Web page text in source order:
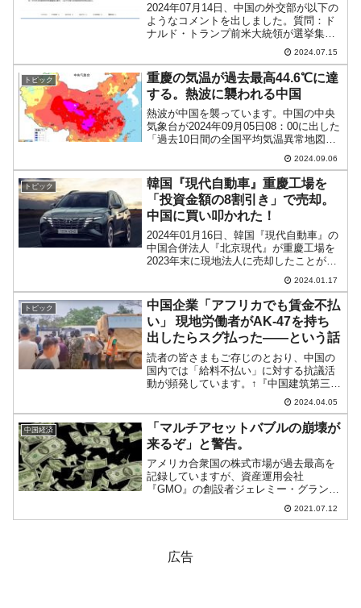
2024年07月14日、中国の外交部が以下の
ようなコメントを出しました。質問：ド
ナルド・トランプ前米大統領が選挙集会
出席中に銃撃されたが、これに対する中
国のコメントは？回答：中国はトランプ
前大統領の銃撃事件を憂慮しており、習
近平国家主席はト...
2024.07.15
トピック
重慶の気温が過去最高44.6℃に達
する。熱波に襲われる中国
熱波が中国を襲っています。中国の中央
気象台が2024年09月05日08：00に出した
「過去10日間の全国平均気温異常地図」
が以下です。真っ赤ですが、平均気温が
6℃以上高いピンクで色分けされたエリア
に重慶、成都が入っています。以下は重
慶の気象...
2024.09.06
トピック
韓国『現代自動車』重慶工場を
「投資金額の8割引き」で売却。
中国に買い叩かれた！
2024年01月16日、韓国『現代自動車』の
中国合併法人『北京現代』が重慶工場を
2023年末に現地法人に売却したことが分
かりました。金額は約2,990億ウォン（16
億2,000万元）で、売却先は重慶両江新区
※『鱼复工业园建设投资有限公司』で...
2024.01.17
トピック
中国企業「アフリカでも賃金不払
い」 現地労働者がAK-47を持ち
出したらスグ払った――という話
読者の皆さまもご存じのとおり、中国の
国内では「給料不払い」に対する抗議活
動が頻発しています。↑『中国建筑第三工
程局』の賃金未払に対して労働者が抗議
している様子（2024年02月29日）。急転
直下不景気に陥った建設業に従事する労
働者のみならず...
2024.04.05
中国経済
「マルチアセットバブルの崩壊が
来るぞ」と警告。
アメリカ合衆国の株式市場が過去最高を
記録していますが、資産運用会社
『GMO』の創設者ジェレミー・グランサ
ム（Jeremy Grantham）さんが「人類史
上最長の強気相場が終わりに近付いて
2021.07.12
広告